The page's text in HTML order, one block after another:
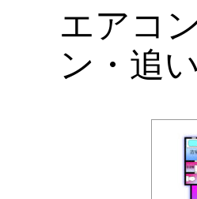
エアコ
ン・追